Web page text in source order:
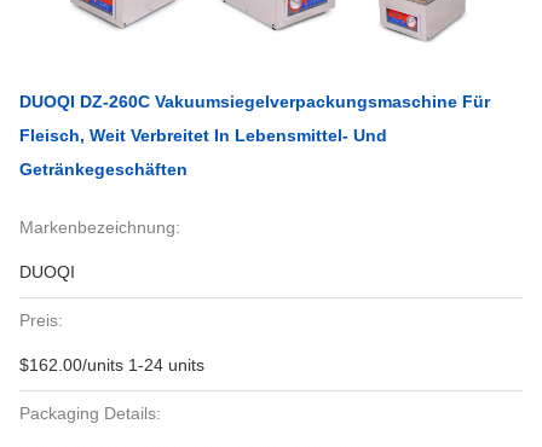
DUOQI DZ-260C Vakuumsiegelverpackungsmaschine Für
Fleisch, Weit Verbreitet In Lebensmittel- Und
Getränkegeschäften
Markenbezeichnung:
DUOQI
Preis:
$162.00/units 1-24 units
Packaging Details: